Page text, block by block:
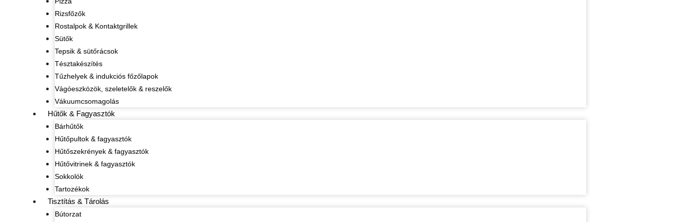
Rizsfőzők
Rostalpok & Kontaktgrillek
Sütők
Tepsik & sütőrácsok
Tésztakészítés
Tűzhelyek & indukciós főzőlapok
Vágóeszközök, szeletelők & reszelők
Vákuumcsomagolás
Hűtők & Fagyasztók
Bárhűtők
Hűtőpultok & fagyasztók
Hűtőszekrények & fagyasztók
Hűtővitrinek & fagyasztók
Sokkolók
Tartozékok
Tisztítás & Tárolás
Bútorzat